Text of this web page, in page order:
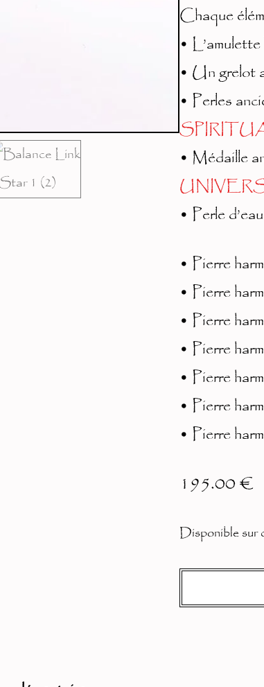
Chaque
•
• Un grelot
• Perles
• Médaille
• Perle
• Pierre
• Pierre
• Pierre
• Pierre
• Pierre
• Pierre
• Pierre
195.00€
Disponible sur